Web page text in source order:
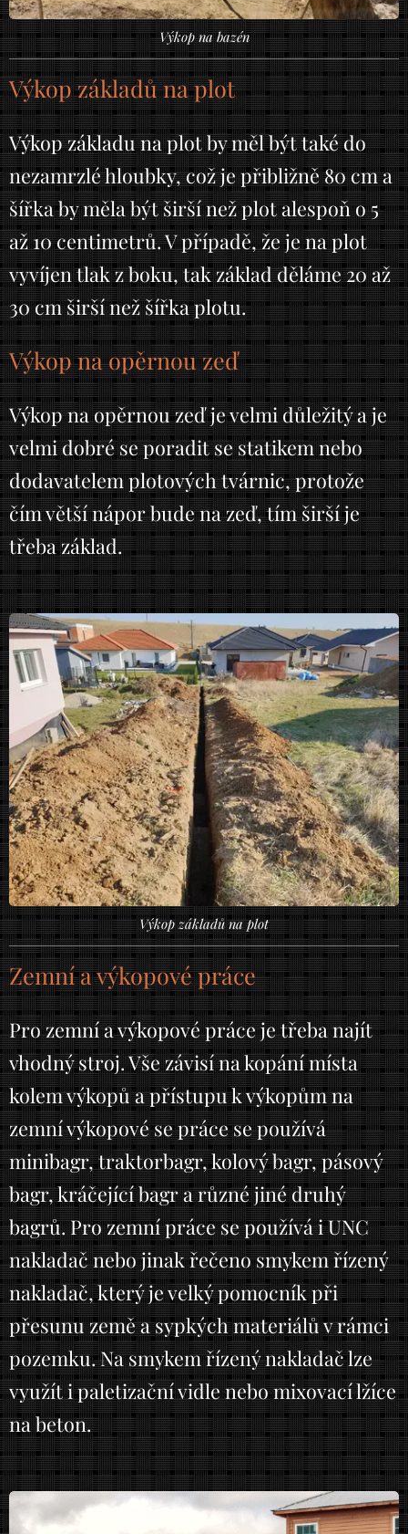
Výkop na bazén
Výkop základů na plot
Výkop základu na plot by měl být také do
nezamrzlé hloubky, což je přibližně 80 cm a
šířka by měla být širší než plot alespoň o 5
až 10 centimetrů. V případě, že je na plot
vyvíjen tlak z boku, tak základ děláme 20 až
30 cm širší než šířka plotu.
Výkop na opěrnou zeď
Výkop na opěrnou zeď je velmi důležitý a je
velmi dobré se poradit se statikem nebo
dodavatelem plotových tvárnic, protože
čím větší nápor bude na zeď, tím širší je
třeba základ.
Výkop základů na plot
Zemní a výkopové práce
Pro zemní a výkopové práce je třeba najít
vhodný stroj. Vše závisí na kopání místa
kolem výkopů a přístupu k výkopům na
zemní výkopové se práce se používá
minibagr, traktorbagr, kolový bagr, pásový
bagr, kráčející bagr a různé jiné druhý
bagrů. Pro zemní práce se používá i UNC
nakladač nebo jinak řečeno smykem řízený
nakladač, který je velký pomocník při
přesunu země a sypkých materiálů v rámci
pozemku. Na smykem řízený nakladač lze
využít i paletizační vidle nebo mixovací lžíce
na beton.